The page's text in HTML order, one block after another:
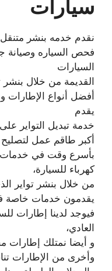
سيارات
نقدم خدمه بنشر
فحص السياره وصيانة
السيارات
القديمة من خلال
أفضل أنواع الإطارات
يقدم
خدمة تبديل التواير
أكبر طاقم عمل لتصليح
بأسرع وقت في
كهرباء للسيارة،
من خلال بنشر تواير
يقدمون خدمات خاصة
فيوجد لدينا إطارات
العادي،
و أيضا نمتلك إطارات
وأخرى من الإطارات